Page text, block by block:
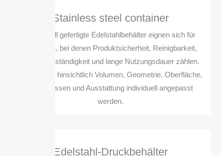
Stainless steel container
Individuell gefertigte Edelstahlbehälter eignen sich für
Prozesse, bei denen Produktsicherheit, Reinigbarkeit,
Materialbeständigkeit und lange Nutzungsdauer zählen.
Sie können hinsichtlich Volumen, Geometrie, Oberfläche,
Anschlüssen und Ausstattung individuell angepasst
werden.
Edelstahl-Druckbehälter